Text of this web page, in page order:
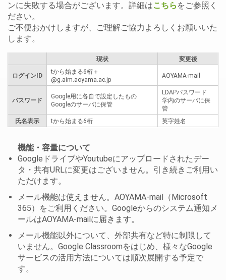
ンに失敗する場合がございます。詳細はこちら をご参照く
ださい。
ご不便おかけしますが、ご理解ご協力よろしくお願いいた
します。
現状 変更後
ログインID
tから始まる6桁＋
@g.aim.aoyama.ac.jp
AOYAMA-mail
パスワード
Google用に各自で設定したもの
Googleのサーバに保管
LDAPパスワード
学内のサーバに保
管
氏名表示
tから始まる6桁 英字姓名
機能・容量について
GoogleドライブやYoutubeにアップロードされたデー
タ・共有URLに変更はございません。引き続きご利用い
ただけます。
メール機能は使えません。AOYAMA-mail（Microsoft
365）をご利用ください。Googleからのシステム通知メ
ールはAOYAMA-mailに届きます。
メール機能以外について、外部共有など特に制限して
いません。Google Classroomをはじめ、様々なGoogle
サービスの活用方法については順次展開する予定で
す。